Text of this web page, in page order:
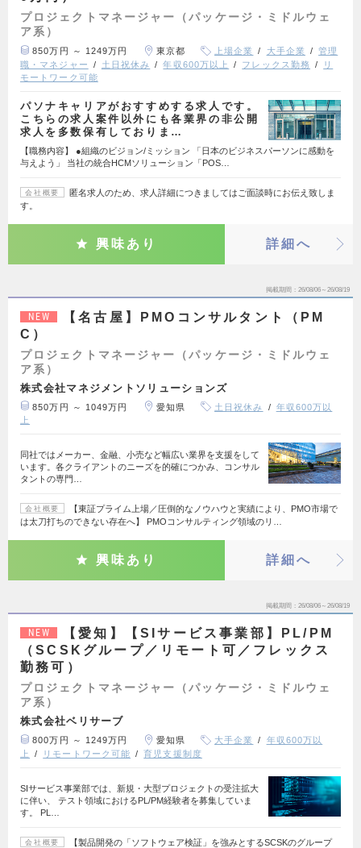
プロジェクトマネージャー（パッケージ・ミドルウェ
ア系）
850万円 ～ 1249万円 東京都 上場企業 大手企業
管理
職・マネジャー
土日祝休み 年収600万以上 フレックス勤務
リ
モートワーク可能
パソナキャリアがおすすめする求人です。
こちらの求人案件以外にも各業界の非公開
求人を多数保有しておりま…
【職務内容】 ●組織のビジョン/ミッション 「日本のビジネスパーソンに感動を
与えよう」 当社の統合HCMソリューション「POS…
会社概要
匿名求人のため、求人詳細につきましてはご面談時にお伝え致しま
す。
興味あり 詳細へ
掲載期間 26/08/06～26/08/19
NEW
【名古屋】PMOコンサルタント（PM
C）
プロジェクトマネージャー（パッケージ・ミドルウェ
ア系）
株式会社マネジメントソリューションズ
850万円 ～ 1049万円 愛知県 土日祝休み
年収600万以
上
同社ではメーカー、金融、小売など幅広い業界を支援をして
います。各クライアントのニーズを的確につかみ、コンサル
タントの専門…
会社概要
【東証プライム上場／圧倒的なノウハウと実績により、PMO市場で
は太刀打ちのできない存在へ】 PMOコンサルティング領域のリ…
興味あり 詳細へ
掲載期間 26/08/06～26/08/19
NEW
【愛知】【SIサービス事業部】PL/PM
（SCSKグループ／リモート可／フレックス
勤務可）
プロジェクトマネージャー（パッケージ・ミドルウェ
ア系）
株式会社ベリサーブ
800万円 ～ 1249万円 愛知県 大手企業
年収600万以
上
リモートワーク可能 育児支援制度
SIサービス事業部では、新規・大型プロジェクトの受注拡大
に伴い、 テスト領域におけるPL/PM経験者を募集していま
す。 PL…
会社概要
【製品開発の「ソフトウェア検証」を強みとするSCSKのグループ